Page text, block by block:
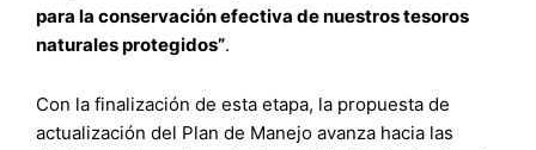
para la conservación efectiva de nuestros tesoros
naturales protegidos”.
Con la finalización de esta etapa, la propuesta de
actualización del Plan de Manejo avanza hacia las